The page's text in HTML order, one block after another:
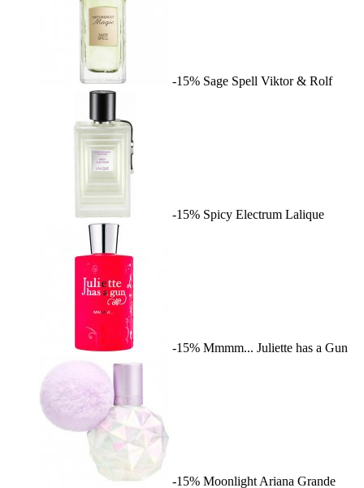
-15% Sage Spell Viktor & Rolf
-15% Spicy Electrum Lalique
-15% Mmmm... Juliette has a Gun
-15% Moonlight Ariana Grande